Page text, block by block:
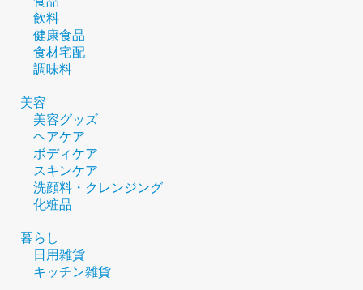
飲料
健康食品
食材宅配
調味料
美容
美容グッズ
ヘアケア
ボディケア
スキンケア
洗顔料・クレンジング
化粧品
暮らし
日用雑貨
キッチン雑貨